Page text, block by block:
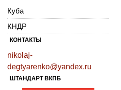
Куба
КНДР
КОНТАКТЫ
nikolaj-
degtyarenko@yandex.ru
ШТАНДАРТ ВКПБ